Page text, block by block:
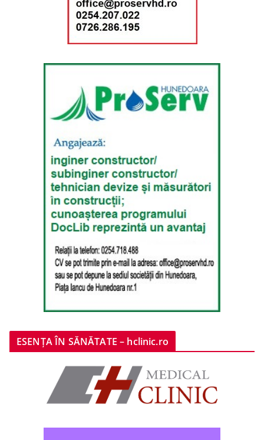
ESENȚA ÎN SĂNĂTATE – hclinic.ro